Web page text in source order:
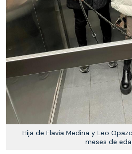
Hija de Flavia Medina y Leo
meses de